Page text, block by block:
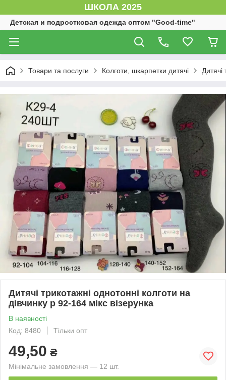
ШКОЛА 2025
Детская и подростковая одежда оптом "Good-time"
Товари та послуги Колготи, шкарпетки дитячі Дитячі
Дитячі трикотажні однотонні колготи на
дівчинку р 92-164 мікс візерунка
В наявності
Код: 8480
Тільки опт
49,50 ₴
Мінімальне замовлення — 12 шт.